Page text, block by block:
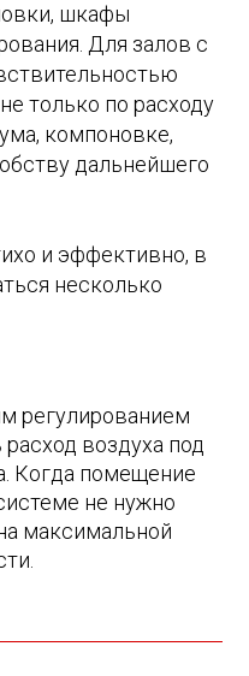
шкафы
Для залов с
только по расходу
компоновке,
дальнейшего
и эффективно, в
несколько
регулированием
воздуха под
Когда помещение
не нужно
максимальной